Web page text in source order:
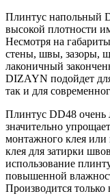
Плинтус напольный
высокой плотности
Несмотря на
стены, швы, зазоры,
лаконичный
DIZAYN подойдет
так и для
Плинтус DD48 очень
значительно
монтажного клея или
клея для затирки
использование
повышенной
Производится только